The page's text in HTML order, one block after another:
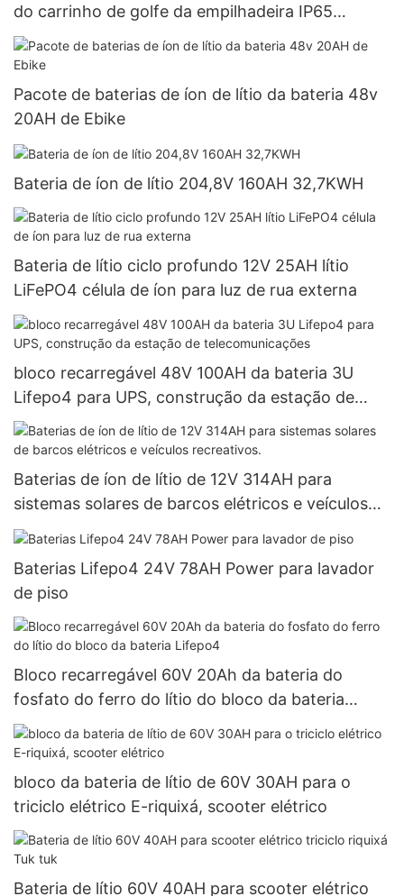
do carrinho de golfe da empilhadeira IP65
LiFePO4
Pacote de baterias de íon de lítio da bateria 48v
20AH de Ebike
Bateria de íon de lítio 204,8V 160AH 32,7KWH
Bateria de lítio ciclo profundo 12V 25AH lítio
LiFePO4 célula de íon para luz de rua externa
bloco recarregável 48V 100AH ​​da bateria 3U
Lifepo4 para UPS, construção da estação de
telecomunicações
Baterias de íon de lítio de 12V 314AH para
sistemas solares de barcos elétricos e veículos
recreativos.
Baterias Lifepo4 24V 78AH Power para lavador
de piso
Bloco recarregável 60V 20Ah da bateria do
fosfato do ferro do lítio do bloco da bateria
Lifepo4
bloco da bateria de lítio de 60V 30AH para o
triciclo elétrico E-riquixá, scooter elétrico
Bateria de lítio 60V 40AH para scooter elétrico